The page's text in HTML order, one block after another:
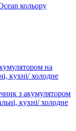
кольору